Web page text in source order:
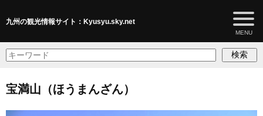
九州の観光情報サイト：Kyusyu.sky.net
検索
宝満山（ほうまんざん）